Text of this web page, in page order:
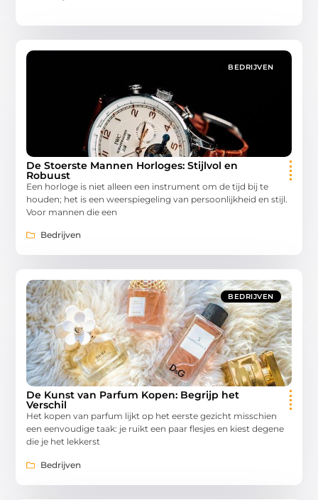
BEDRIJVEN
De Stoerste Mannen Horloges: Stijlvol en
Robuust
Een horloge is niet alleen een instrument om de tijd bij te
houden; het is een weerspiegeling van persoonlijkheid en stijl.
Voor mannen die een
Bedrijven
BEDRIJVEN
De Kunst van Parfum Kopen: Begrijp het
Verschil
Het kopen van parfum lijkt op het eerste gezicht misschien
een eenvoudige taak: je ruikt een paar flesjes en kiest degene
die je het lekkerst
Bedrijven